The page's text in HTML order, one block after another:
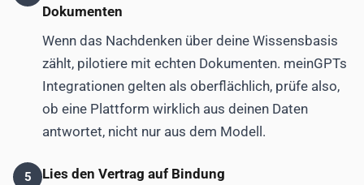
Dokumenten
Wenn das Nachdenken über deine Wissensbasis
zählt, pilotiere mit echten Dokumenten. meinGPTs
Integrationen gelten als oberflächlich, prüfe also,
ob eine Plattform wirklich aus deinen Daten
antwortet, nicht nur aus dem Modell.
5
Lies den Vertrag auf Bindung